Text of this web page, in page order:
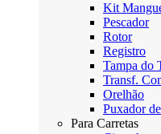
Kit
Pescador
Rotor
Registro
Tampa do
Transf.
Orelhão
Puxador
Para Carretas